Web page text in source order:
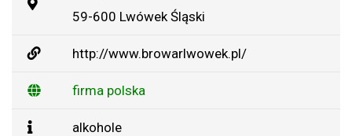
59-600 Lwówek Śląski
http://www.browarlwowek.pl/
firma polska
alkohole